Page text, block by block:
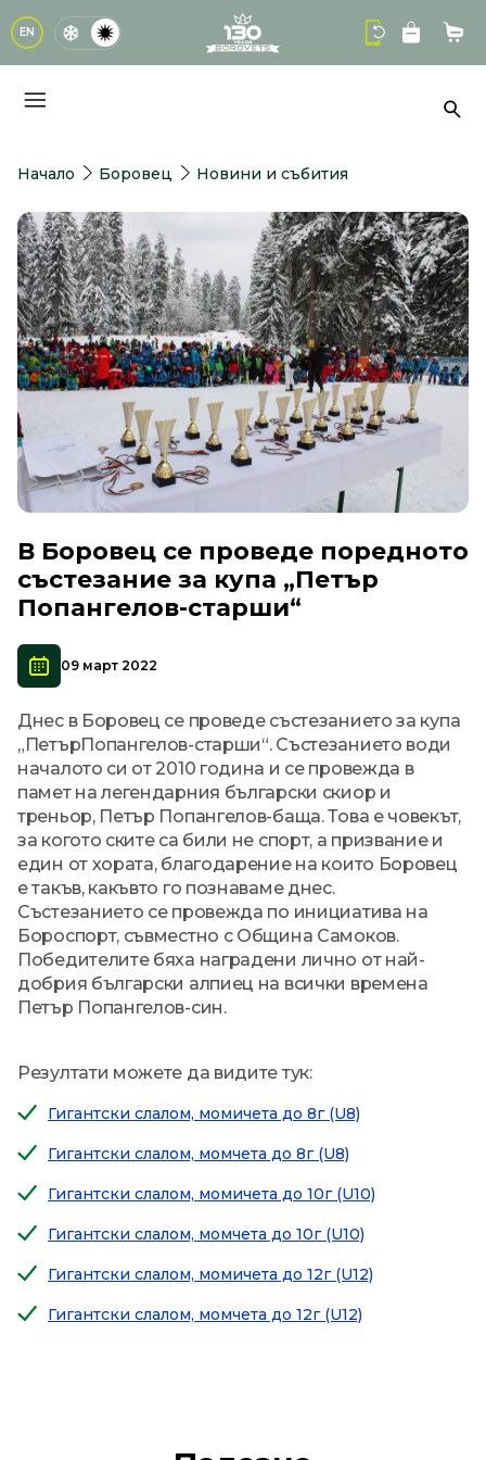
EN logo
Начало Боровец Новини и събития
В Боровец се проведе поредното
състезание за купа „Петър
Попангелов-старши“
09 март 2022
Днес в Боровец се проведе състезанието за купа
„ПетърПопангелов-старши“. Състезанието води
началото си от 2010 година и се провежда в
памет на легендарния български скиор и
треньор, Петър Попангелов-баща. Това е човекът,
за когото ските са били не спорт, а призвание и
един от хората, благодарение на които Боровец
е такъв, какъвто го познаваме днес.
Състезанието се провежда по инициатива на
Бороспорт, съвместно с Община Самоков.
Победителите бяха наградени лично от най-
добрия български алпиец на всички времена
Петър Попангелов-син.
Резултати можете да видите тук:
Гигантски слалом, момичета до 8г (U8)
Гигантски слалом, момчета до 8г (U8)
Гигантски слалом, момичета до 10г (U10)
Гигантски слалом, момчета до 10г (U10)
Гигантски слалом, момичета до 12г (U12)
Гигантски слалом, момчета до 12г (U12)